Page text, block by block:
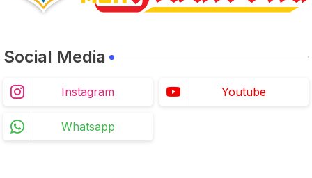
Social Media
Instagram Youtube
Whatsapp